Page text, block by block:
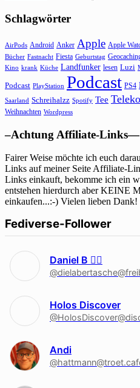
Schlagwörter
AirPods Android Anker Apple Apple
Bücher Fastnacht Fiesta Geburtstag
Kino krank Küche Landfunker lesen Luzi
Podcast PlayStation Podcast PS4
Saarland Schreihalzz Spotify Tee
Weihnachten Wordpress
–Achtung Affiliate-Links—
Fairer Weise möchte ich euch
Links auf meiner Seite Affiliate-
Links einkauft, bekomme ich ein
entstehen hierdurch aber KEINE
einkaufen...:-) Vielen lieben Dank!
Fediverse-Follower
Daniel B 🏳‍🌈
Holos Discover
Andi